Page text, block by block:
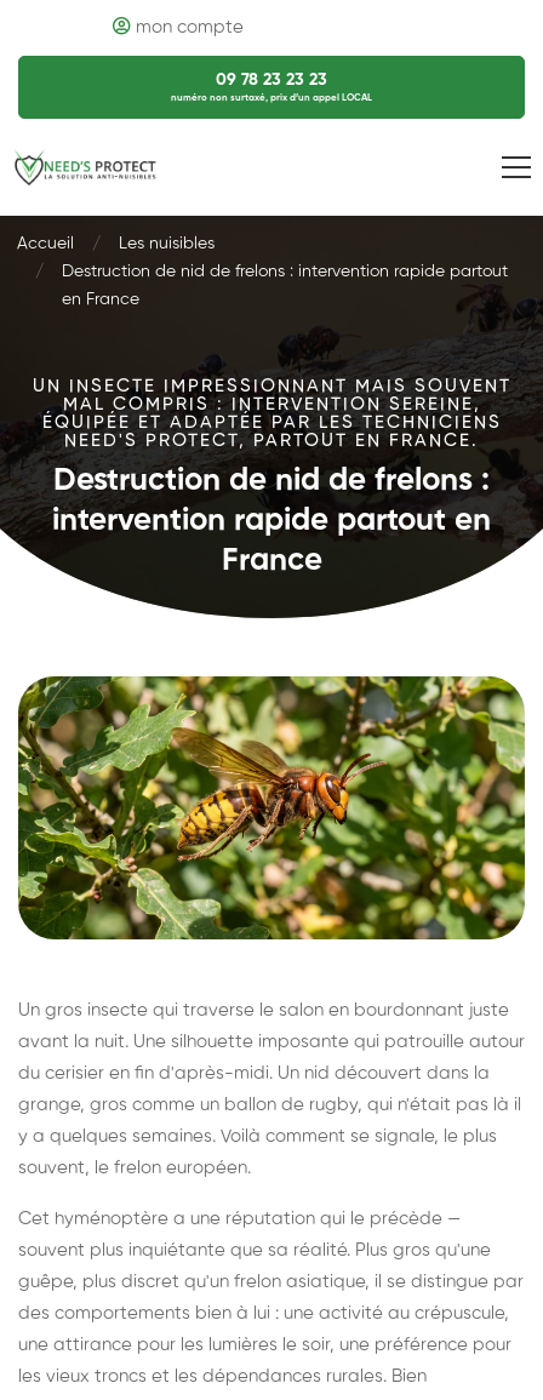
mon compte
09 78 23 23 23
numéro non surtaxé, prix d’un appel LOCAL
Accueil
Les nuisibles
Destruction de nid de frelons : intervention rapide partout
en France
UN INSECTE IMPRESSIONNANT MAIS SOUVENT
MAL COMPRIS : INTERVENTION SEREINE,
ÉQUIPÉE ET ADAPTÉE PAR LES TECHNICIENS
NEED'S PROTECT, PARTOUT EN FRANCE.
Destruction de nid de frelons :
intervention rapide partout en
France
Un gros insecte qui traverse le salon en bourdonnant juste
avant la nuit. Une silhouette imposante qui patrouille autour
du cerisier en fin d'après-midi. Un nid découvert dans la
grange, gros comme un ballon de rugby, qui n'était pas là il
y a quelques semaines. Voilà comment se signale, le plus
souvent, le frelon européen.
Cet hyménoptère a une réputation qui le précède —
souvent plus inquiétante que sa réalité. Plus gros qu'une
guêpe, plus discret qu'un frelon asiatique, il se distingue par
des comportements bien à lui : une activité au crépuscule,
une attirance pour les lumières le soir, une préférence pour
les vieux troncs et les dépendances rurales. Bien